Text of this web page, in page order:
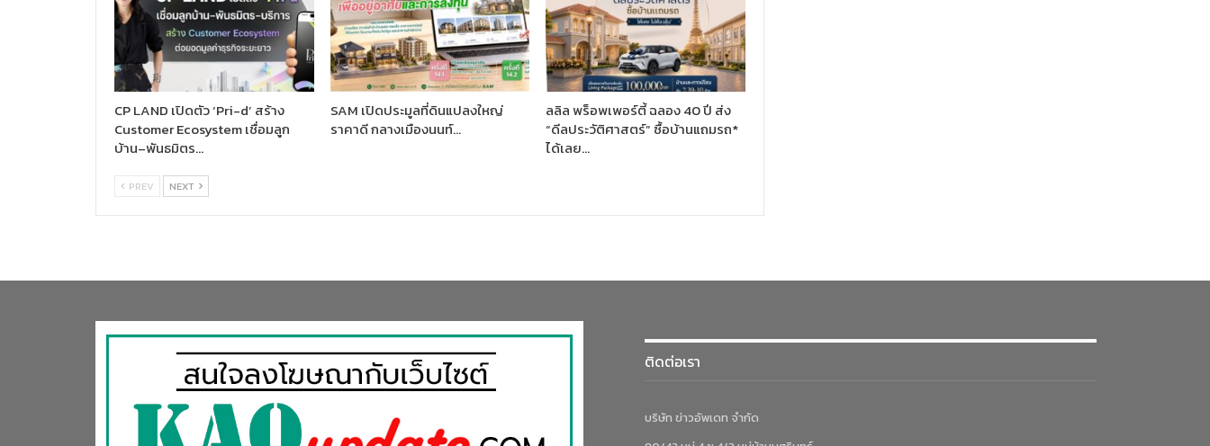
CP LAND เปิดตัว ‘Pri-d’ สร้าง
Customer Ecosystem เชื่อมลูก
บ้าน–พันธมิตร…
SAM เปิดประมูลที่ดินแปลงใหญ่
ราคาดี กลางเมืองนนท์…
ลลิล พร็อพเพอร์ตี้ ฉลอง 40 ปี ส่ง
“ดีลประวัติศาสตร์” ซื้อบ้านแถมรถ*
ได้เลย…
PREV NEXT
ติดต่อเรา
บริษัท ข่าวอัพเดท จำกัด